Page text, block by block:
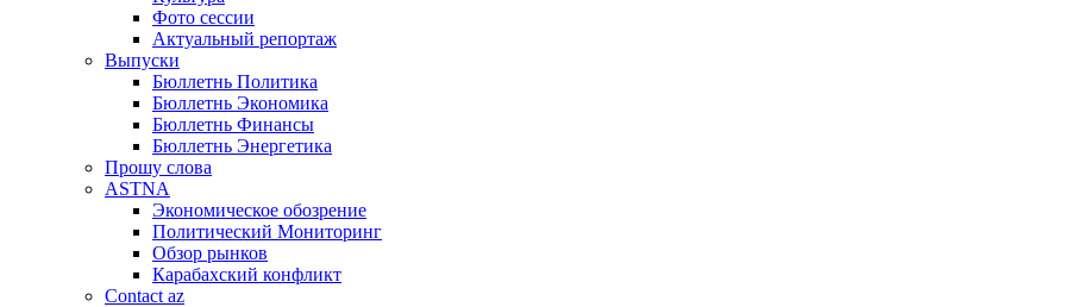
Фото сессии
Актуальный репортаж
Выпуски
Бюллетнь Политика
Бюллетнь Экономика
Бюллетнь Финансы
Бюллетнь Энергетика
Прошу слова
ASTNA
Экономическое обозрение
Политический Мониторинг
Обзор рынков
Карабахский конфликт
Contact az